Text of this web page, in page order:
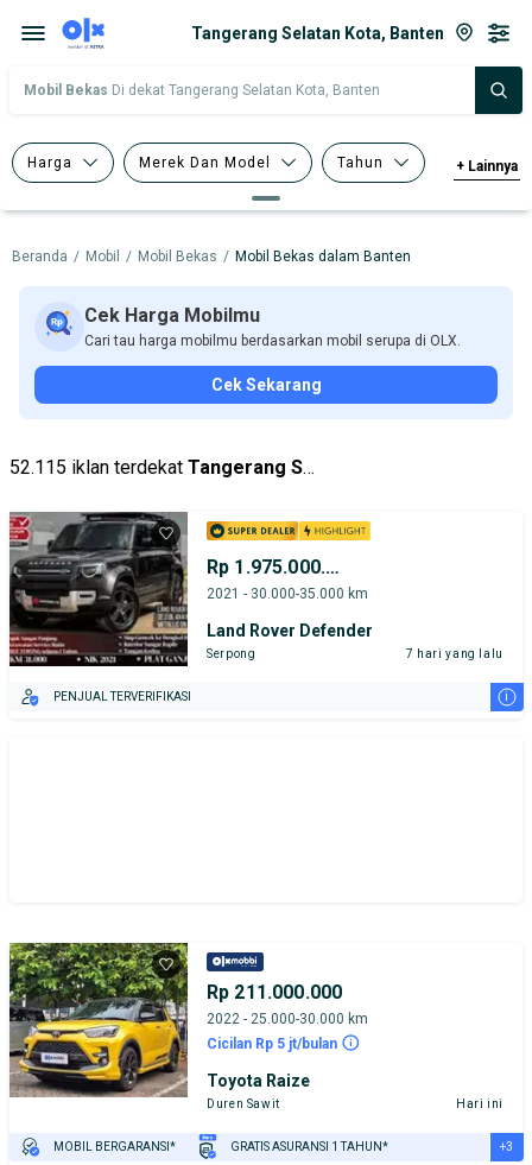
Tangerang Selatan Kota, Banten
Mobil Bekas Di dekat Tangerang Selatan Kota, Banten
Harga Merek Dan Model Tahun
Tipe Bodi Tipe Membership
+ Lainnya
Beranda / Mobil / Mobil Bekas / Mobil Bekas dalam Banten
Cek Harga Mobilmu
Cari tau harga mobilmu berdasarkan mobil serupa di OLX.
Cek Sekarang
52.115 iklan terdekat Tangerang Selatan Kota
Rp 1.975.000.000
2021 - 30.000-35.000 km
Land Rover Defender
Serpong 7 hari yang lalu
PENJUAL TERVERIFIKASI i
Rp 211.000.000
2022 - 25.000-30.000 km
Cicilan Rp 5 jt/bulan
Toyota Raize
Duren Sawit Hari ini
MOBIL BERGARANSI* GRATIS ASURANSI 1 TAHUN* +3